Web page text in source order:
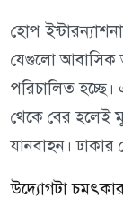
হোপ
যেগুলো আবাসিক
পরিচালিত
থেকে বের হলেই
যানবাহন। ঢাকার
উদ্যোগটা